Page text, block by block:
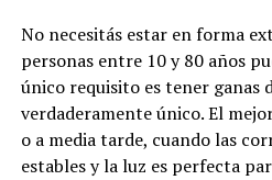
No necesitás estar en forma
personas entre 10 y 80 años
único requisito es tener ganas
verdaderamente único. El
o a media tarde, cuando las
estables y la luz es perfecta